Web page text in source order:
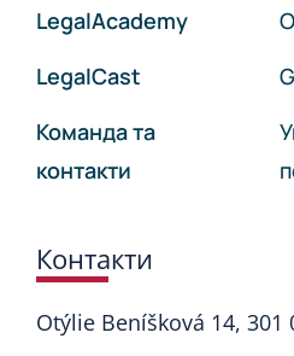
LegalAcademy
LegalCast
Команда та
контакти
Контакти
Otýlie Beníšková 14, 301